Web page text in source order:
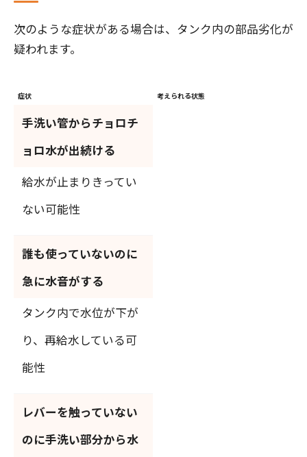
次のような症状がある場合は、タンク内の部品劣化が
疑われます。
症状 考えられる状態
手洗い管からチョロチ
ョロ水が出続ける
給水が止まりきってい
ない可能性
誰も使っていないのに
急に水音がする
タンク内で水位が下が
り、再給水している可
能性
レバーを触っていない
のに手洗い部分から水